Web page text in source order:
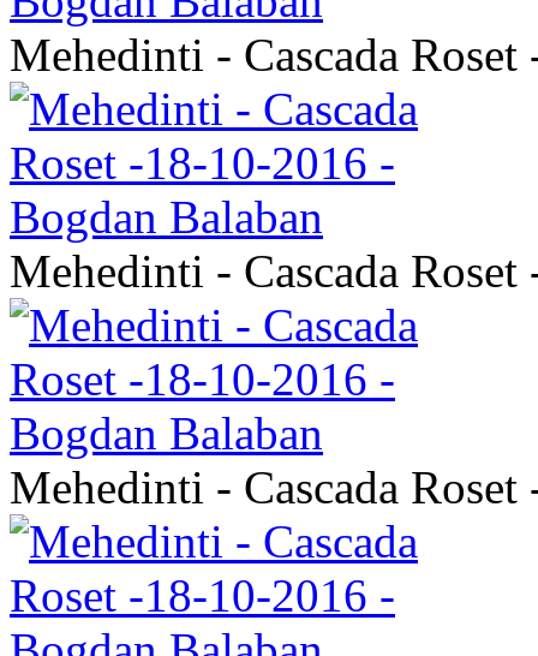
Mehedinti - Cascada
Mehedinti - Cascada
Mehedinti - Cascada